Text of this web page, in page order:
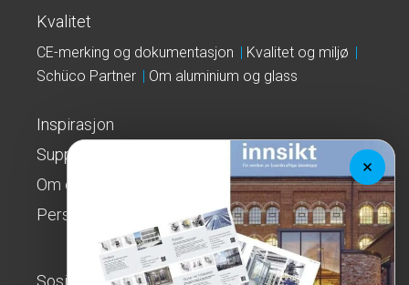
Kvalitet
CE-merking og dokumentasjon
Kvalitet og miljø
Schüco Partner
Om aluminium og glass
Inspirasjon
Support
Om oss
Personvernerklæring
Sosialt